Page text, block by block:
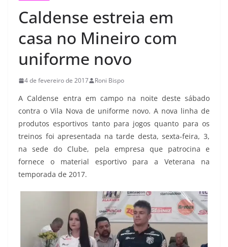
Caldense estreia em
casa no Mineiro com
uniforme novo
4 de fevereiro de 2017 Roni Bispo
A Caldense entra em campo na noite deste sábado
contra o Vila Nova de uniforme novo. A nova linha de
produtos esportivos tanto para jogos quanto para os
treinos foi apresentada na tarde desta, sexta-feira, 3,
na sede do Clube, pela empresa que patrocina e
fornece o material esportivo para a Veterana na
temporada de 2017.